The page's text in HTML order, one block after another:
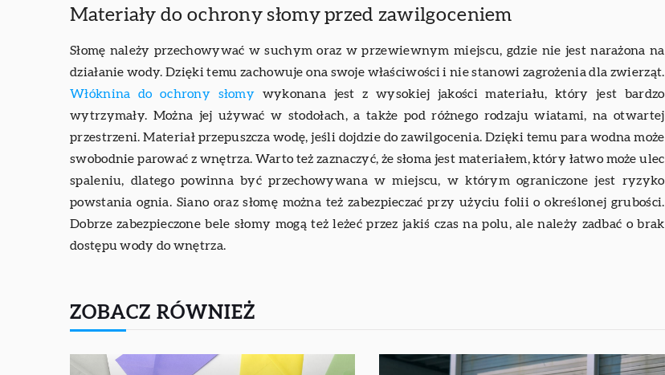
Materiały do ochrony słomy przed zawilgoceniem
Słomę należy przechowywać w suchym oraz w przewiewnym miejscu, gdzie nie jest narażona na
działanie wody. Dzięki temu zachowuje ona swoje właściwości i nie stanowi zagrożenia dla zwierząt.
Włóknina do ochrony słomy wykonana jest z wysokiej jakości materiału, który jest bardzo
wytrzymały. Można jej używać w stodołach, a także pod różnego rodzaju wiatami, na otwartej
przestrzeni. Materiał przepuszcza wodę, jeśli dojdzie do zawilgocenia. Dzięki temu para wodna może
swobodnie parować z wnętrza. Warto też zaznaczyć, że słoma jest materiałem, który łatwo może ulec
spaleniu, dlatego powinna być przechowywana w miejscu, w którym ograniczone jest ryzyko
powstania ognia. Siano oraz słomę można też zabezpieczać przy użyciu folii o określonej grubości.
Dobrze zabezpieczone bele słomy mogą też leżeć przez jakiś czas na polu, ale należy zadbać o brak
dostępu wody do wnętrza.
ZOBACZ RÓWNIEŻ